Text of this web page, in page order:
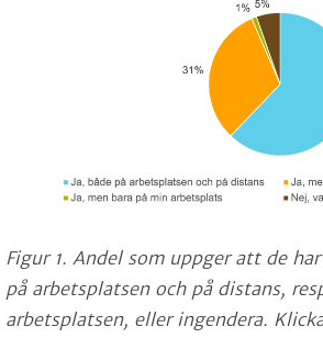
Figur 1. Andel som uppger att de
på arbetsplatsen och på distans,
arbetsplatsen, eller ingendera.